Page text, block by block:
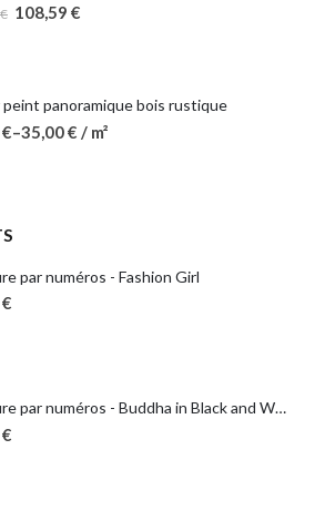
€ 108,59 €
peint panoramique bois rustique
€–35,00€ / m²
par numéros - Fashion Girl
€
Peinture par numéros - Buddha in Black and White
€